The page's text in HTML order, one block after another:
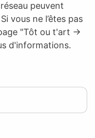
peuvent
vous ne l’êtes pas
"Tôt ou t'art ->
d'informations.